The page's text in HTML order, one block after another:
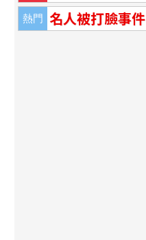
熱門 名人被打臉事件